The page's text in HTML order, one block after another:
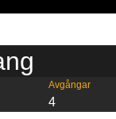
Avgångar
4